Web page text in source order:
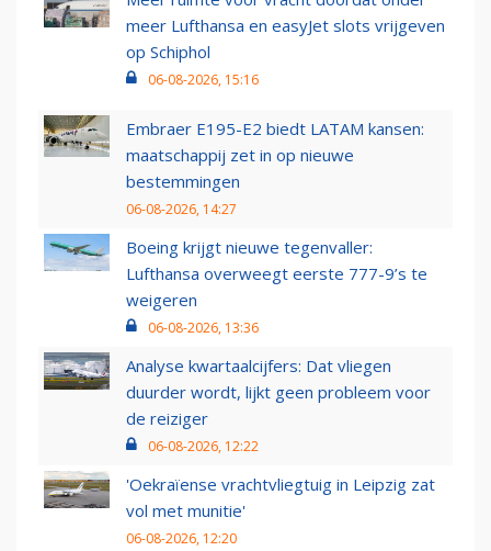
meer Lufthansa en easyJet slots vrijgeven
op Schiphol
06-08-2026, 15:16
Embraer E195-E2 biedt LATAM kansen:
maatschappij zet in op nieuwe
bestemmingen
06-08-2026, 14:27
Boeing krijgt nieuwe tegenvaller:
Lufthansa overweegt eerste 777-9’s te
weigeren
06-08-2026, 13:36
Analyse kwartaalcijfers: Dat vliegen
duurder wordt, lijkt geen probleem voor
de reiziger
06-08-2026, 12:22
'Oekraïense vrachtvliegtuig in Leipzig zat
vol met munitie'
06-08-2026, 12:20